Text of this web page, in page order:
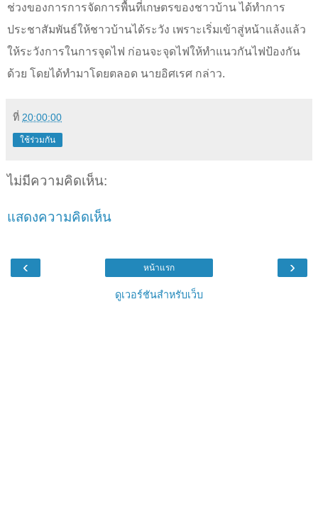
ช่วงของการการจัดการพื้นที่เกษตรของชาวบ้าน ได้ทำการ
ประชาสัมพันธ์ให้ชาวบ้านได้ระวัง เพราะเริ่มเข้าสู่หน้าแล้งแล้ว
ให้ระวังการในการจุดไฟ ก่อนจะจุดไฟให้ทำแนวกันไฟป้องกัน
ด้วย โดยได้ทำมาโดยตลอด นายอิศเรศ กล่าว.
ที่ 20:00:00
ใช้ร่วมกัน
ไม่มีความคิดเห็น:
แสดงความคิดเห็น
‹ ›
หน้าแรก
ดูเวอร์ชันสำหรับเว็บ